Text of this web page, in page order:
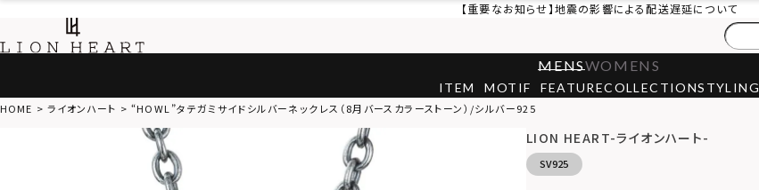
【重要なお知らせ】地震の影響による配送遅延について
MENSWOMENS
ITEM MOTIF FEATURECOLLECTIONSTYLING
HOME ライオンハート “HOWL”タテガミサイドシルバーネックレス（8月バースカラーストーン）/シルバー925
LION HEART-ライオンハート-
SV925